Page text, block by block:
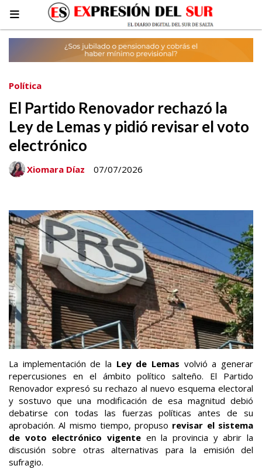
El Partido Renovador rechazó la
Ley de Lemas y pidió revisar el voto
electrónico
Política
07/07/2026
Xiomara Díaz
La implementación de la Ley de Lemas volvió a generar
repercusiones en el ámbito político salteño. El Partido
Renovador expresó su rechazo al nuevo esquema electoral
y sostuvo que una modificación de esa magnitud debió
debatirse con todas las fuerzas políticas antes de su
aprobación. Al mismo tiempo, propuso revisar el sistema
de voto electrónico vigente en la provincia y abrir la
discusión sobre otras alternativas para la emisión del
sufragio.